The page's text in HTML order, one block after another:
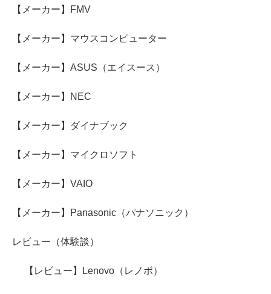
【メーカー】FMV
【メーカー】マウスコンピューター
【メーカー】ASUS（エイスース）
【メーカー】NEC
【メーカー】ダイナブック
【メーカー】マイクロソフト
【メーカー】VAIO
【メーカー】Panasonic（パナソニック）
レビュー（体験談）
【レビュー】Lenovo（レノボ）